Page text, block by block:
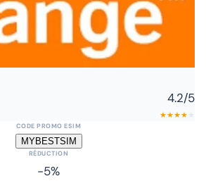
4.2/5
★★★★
CODE PROMO ESIM
MYBESTSIM
RÉDUCTION
-5%